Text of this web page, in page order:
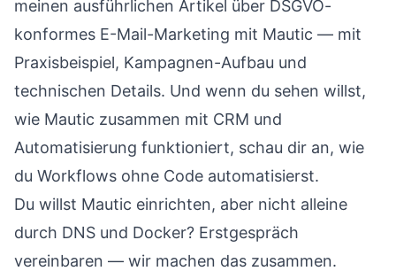
meinen ausführlichen Artikel über DSGVO-
konformes E-Mail-Marketing mit Mautic — mit
Praxisbeispiel, Kampagnen-Aufbau und
technischen Details. Und wenn du sehen willst,
wie Mautic zusammen mit CRM und
Automatisierung funktioniert, schau dir an, wie
du Workflows ohne Code automatisierst.
Du willst Mautic einrichten, aber nicht alleine
durch DNS und Docker? Erstgespräch
vereinbaren — wir machen das zusammen.